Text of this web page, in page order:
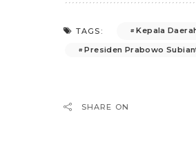
TAGS: Kepala
Presiden Prabowo
SHARE ON